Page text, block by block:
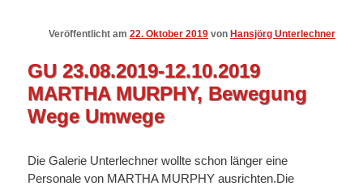
Veröffentlicht am 22. Oktober 2019 von Hansjörg Unterlechner
GU 23.08.2019-12.10.2019
MARTHA MURPHY, Bewegung
Wege Umwege
Die Galerie Unterlechner wollte schon länger eine
Personale von MARTHA MURPHY ausrichten.Die